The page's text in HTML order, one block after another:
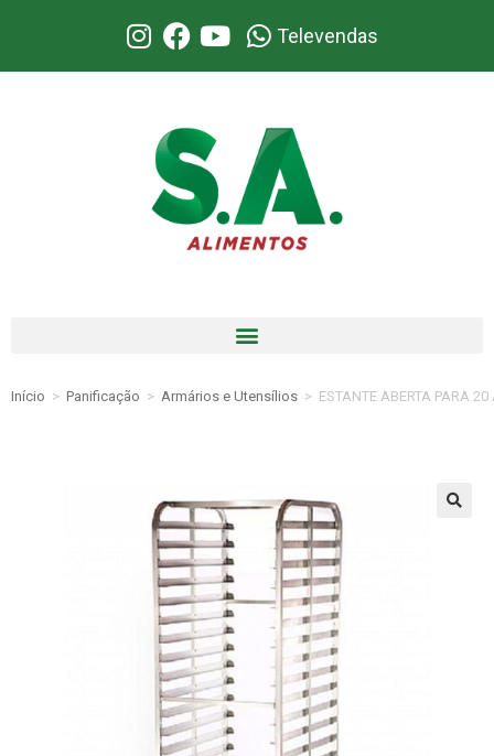
Televendas
Início > Panificação > Armários e Utensílios > ESTANTE ABERTA PARA